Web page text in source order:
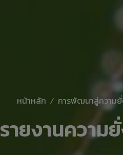
หน้าหลัก การพัฒนาสู่ความ
รายงานควา